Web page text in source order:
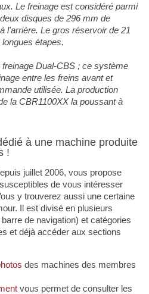
Le freinage est considéré parmi
disques de 296 mm de
l'arrière. Le gros réservoir de 21
étapes.
Dual-CBS ; ce système
entre les freins avant et
utilisée. La production
la CBR1100XX la poussant à
à une machine produite
!
juillet 2006, vous propose
de vous intéresser
y trouverez aussi une certaine
Il est divisé en plusieurs
de navigation) et catégories
et déjà accéder aux sections
des machines des membres
vous permet de consulter les